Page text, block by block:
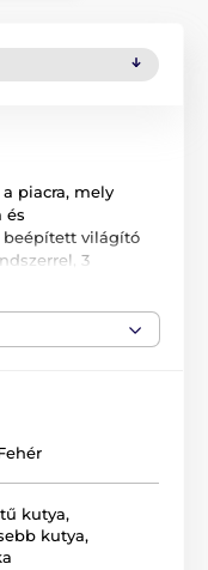
piacra, mely
és
beépített világító
3
A táska
a kistestű állatok
kutya,
kutya,